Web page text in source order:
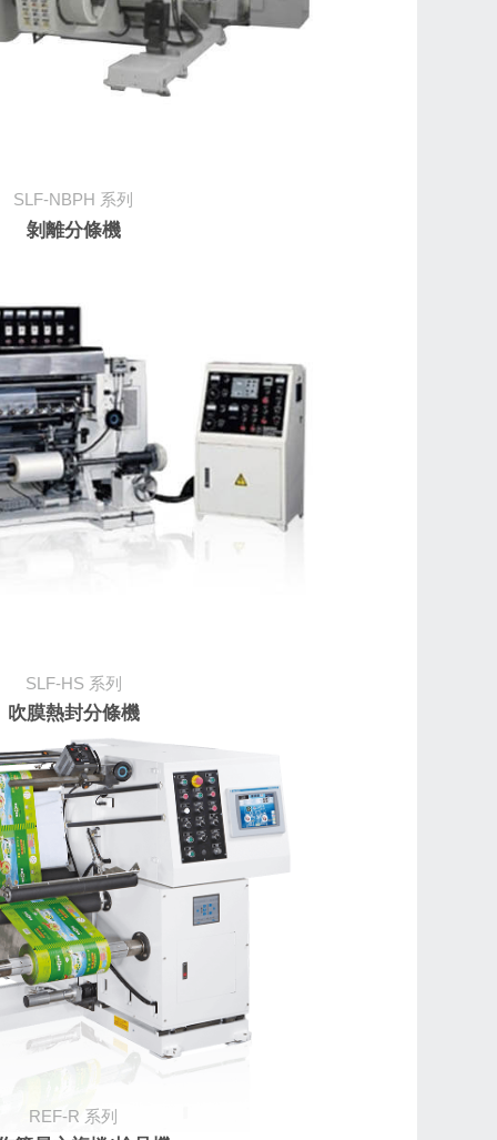
SLF-NBPH 系列
剝離分條機
SLF-HS 系列
吹膜熱封分條機
REF-R 系列